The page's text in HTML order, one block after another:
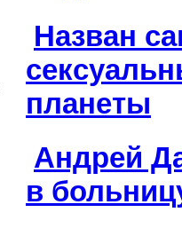
Назван
планеты
Андрей
в